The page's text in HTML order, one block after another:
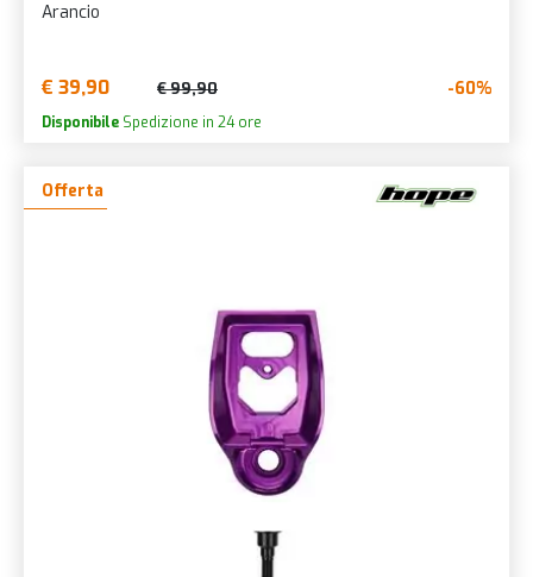
Arancio
€ 39,90 € 99,90 -60%
Disponibile Spedizione in 24 ore
Offerta